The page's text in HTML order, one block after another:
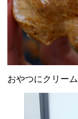
おやつにクリー